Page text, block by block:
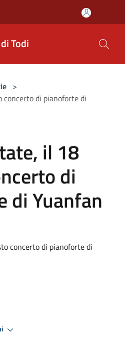
Todi
>
concerto di pianoforte di
il 18
di
di Yuanfan
concerto di pianoforte di